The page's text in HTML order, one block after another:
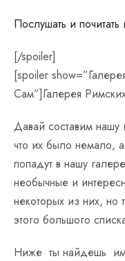
Послушать и
[/spoiler]
[spoiler
Сам”]Галерея
Давай составим
что их было немало,
попадут в нашу
необычные и
некоторых из них,
этого большого
Ниже ты найдешь